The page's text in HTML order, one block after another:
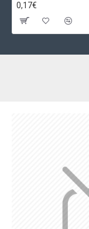
0,17€